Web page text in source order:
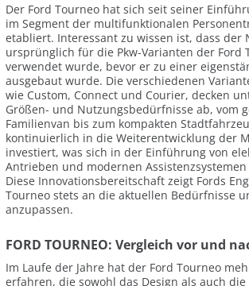
Der Ford Tourneo hat sich seit seiner
im Segment der multifunktionalen
etabliert. Interessant zu wissen ist, dass der
ursprünglich für die Pkw-Varianten der Ford
verwendet wurde, bevor er zu einer
ausgebaut wurde. Die verschiedenen
wie Custom, Connect und Courier, decken
Größen- und Nutzungsbedürfnisse ab, vom
Familienvan bis zum kompakten
kontinuierlich in die Weiterentwicklung der
investiert, was sich in der Einführung von
Antrieben und modernen
Diese Innovationsbereitschaft zeigt Fords
Tourneo stets an die aktuellen Bedürfnisse
anzupassen.
FORD TOURNEO: Vergleich vor und
Im Laufe der Jahre hat der Ford Tourneo
erfahren, die sowohl das Design als auch